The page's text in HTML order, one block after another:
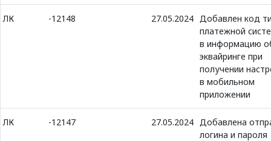
ЛК -12148 27.05.2024 Добавлен код
платежной
в информацию
эквайринге при
получении
в мобильном
приложении
ЛК -12147 27.05.2024 Добавлена
логина и пароля